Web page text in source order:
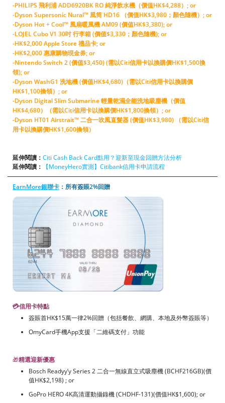
-PHILIPS 飛利浦 ADD6920BK RO 純淨飲水機（價值HK$4,288）; or
-Dyson Supersonic Nural™ 風筒 HD16 （價值HK$3,980；顏色隨機）; or
-Dyson Hot + Cool™ 風扇暖風機 AM09 (價值HK$3,380); or
-LOJEL Cubo V1 30吋 行李箱 (價值$3,330；顏色隨機); or
-HK$2,000 Apple Store 禮品卡; or
-HK$2,000 惠康購物現金券; or
-Nintendo Switch 2 (價值$3,450) (需以Citi信用卡以換購價HK$1,500換
領); or
-Dyson WashG1 洗地機 (價值HK$4,680)（需以Citi信用卡以換購價
HK$1,100換領）; or
-Dyson Digital Slim Submarine 輕量乾濕全能洗地吸塵機（價值
HK$4,680）（需以Citi信用卡以換購價HK$1,800換領）; or
-Dyson HT01 Airstrait™ 二合一吹風直髮器 (價值HK$3,980) （需以Citi信
用卡以換購價HK$1,600換領）
延伸閱讀： Citi Cash Back Card點用？迎新至現金回贈方法分析
延伸閱讀：
【MoneyHero實測】Citibank信用卡申請流程
EarnMore銀聯卡 ：所有簽賬2%回贈
💳信用卡特點
簽賬首HK$15萬一律2%回贈（包括餐飲、網購、本地及外幣簽賬等）
OmyCard手機App支援「二維碼支付」功能
🎁精選迎新優惠
Bosch Readyy’y Series 2 二合一無線直立式吸塵機 (BCHF216GB)(價
值HK$2,198) ; or
GoPro HERO 4K高清運動攝錄機 (CHDHF-131)(價值HK$1,600); or